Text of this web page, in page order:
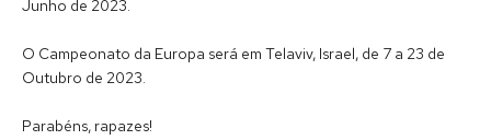
Junho de 2023.
O Campeonato da Europa será em Telaviv, Israel, de 7 a 23 de
Outubro de 2023.
Parabéns, rapazes!